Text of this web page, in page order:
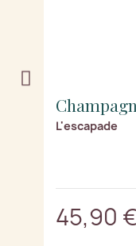
L'escapade
45,90 €